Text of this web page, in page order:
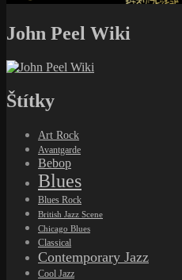
John Peel Wiki
Štítky
Art Rock
Avantgarde
Bebop
Blues
Blues Rock
British Jazz Scene
Chicago Blues
Classical
Contemporary Jazz
Cool Jazz